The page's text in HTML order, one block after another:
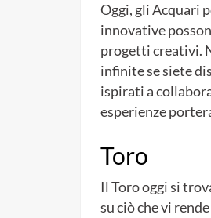
Oggi, gli Acquari
innovative
progetti creativi.
infinite se siete
ispirati a
esperienze
Toro
Il Toro oggi si
su ciò che vi